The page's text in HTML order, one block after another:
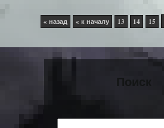
« назад « к началу 13 14 15